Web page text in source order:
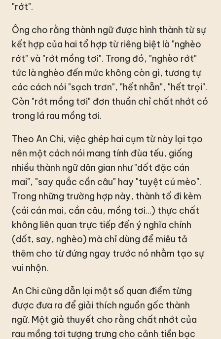
"rớt".
Ông cho rằng thành ngữ được hình thành từ sự
kết hợp của hai tổ hợp từ riêng biệt là "nghèo
rớt" và "rớt mồng tơi". Trong đó, "nghèo rớt"
tức là nghèo đến mức không còn gì, tương tự
các cách nói "sạch trơn", "hết nhẵn", "hết trọi".
Còn "rớt mồng tơi" đơn thuần chỉ chất nhớt có
trong lá rau mồng tơi.
Theo An Chi, việc ghép hai cụm từ này lại tạo
nên một cách nói mang tính đùa tếu, giống
nhiều thành ngữ dân gian như "dốt đặc cán
mai", "say quắc cần câu" hay "tuyệt cú mèo".
Trong những trường hợp này, thành tố đi kèm
(cái cán mai, cần câu, mồng tơi...) thực chất
không liên quan trực tiếp đến ý nghĩa chính
(dốt, say, nghèo) mà chỉ dùng để miêu tả
thêm cho từ đứng ngay trước nó nhằm tạo sự
vui nhộn.
An Chi cũng dẫn lại một số quan điểm từng
được đưa ra để giải thích nguồn gốc thành
ngữ. Một giả thuyết cho rằng chất nhớt của
rau mồng tơi tượng trưng cho cảnh tiền bạc